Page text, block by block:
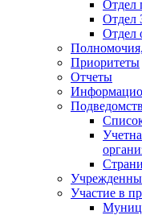
Отдел
Отдел
Отдел
Приоритеты
Отчеты
Участие в